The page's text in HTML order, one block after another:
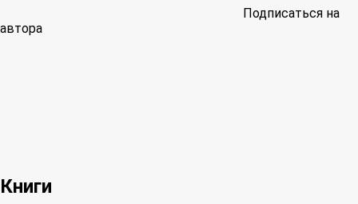
Подписаться на
автора
Книги